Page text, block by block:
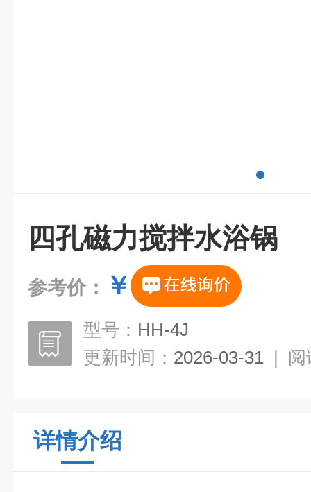
四孔磁力搅拌水浴锅
参考价： ￥
型号： HH-4J
更新时间： 2026-03-31 | 阅
详情介绍